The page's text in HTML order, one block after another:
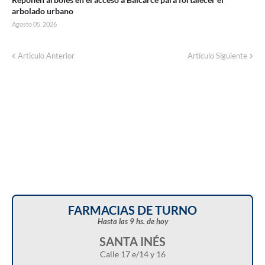
arbolado urbano
Agosto 05, 2026
Artículo Anterior Artículo Siguiente
FARMACIAS DE TURNO
Hasta las 9 hs. de hoy
SANTA INÉS
Calle 17 e/14 y 16